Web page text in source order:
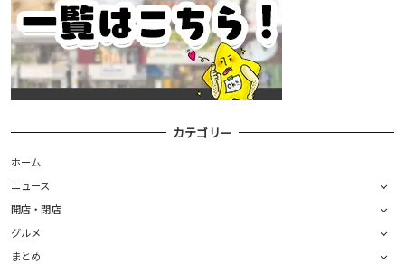
カテゴリー
ホーム
ニュース
開店・閉店
グルメ
まとめ